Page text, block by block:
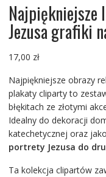
Jezusa grafiki
17,00 zł
Najpiękniejsze obrazy
plakaty cliparty to
błękitach ze złotymi
Idealny do dekoracji
katechetycznej oraz
portrety Jezusa do
Ta kolekcja clipartów